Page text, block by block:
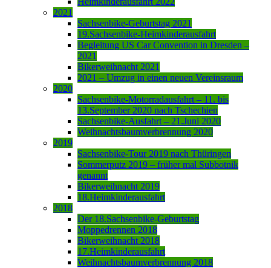
2021
Sachsenbike-Geburtstag 2021
19.Sachsenbike-Heimkinderausfahrt
Begleitung US Car Convention in Dresden –
2021
Bikerweihnacht 2021
2021 – Umzug in einen neuen Vereinsraum
2020
Sachsenbike-Motorradausfahrt – 11. bis
13.September 2020 nach Tschechien
Sachsenbike-Ausfahrt – 21.Juni 2020
Weihnachtsbaumverbrennung 2020
2019
Sachsenbike-Tour 2019 nach Thüringen
Sommerputz 2019 – früher mal Subbotnik
genannt
Bikerweihnacht 2019
18.Heimkinderausfahrt
2018
Der 18.Sachsenbike-Geburtstag
Moppedrennen 2018
Bikerweihnacht 2018
17.Heimkinderausfahrt
Weihnachtsbaumverbrennung 2018